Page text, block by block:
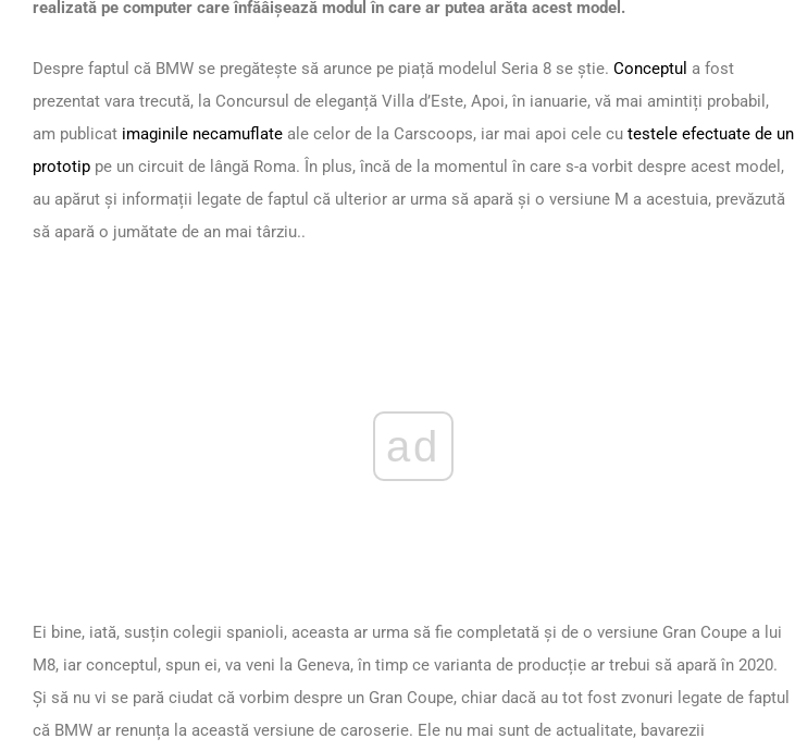
realizată pe computer care înfăâișează modul în care ar putea arăta acest model.
Despre faptul că BMW se pregătește să arunce pe piață modelul Seria 8 se știe. Conceptul a fost
prezentat vara trecută, la Concursul de eleganță Villa d’Este, Apoi, în ianuarie, vă mai amintiți probabil,
am publicat imaginile necamuflate ale celor de la Carscoops, iar mai apoi cele cu testele efectuate de un
prototip pe un circuit de lângă Roma. În plus, încă de la momentul în care s-a vorbit despre acest model,
au apărut și informații legate de faptul că ulterior ar urma să apară și o versiune M a acestuia, prevăzută
să apară o jumătate de an mai târziu..
ad
Ei bine, iată, susțin colegii spanioli, aceasta ar urma să fie completată și de o versiune Gran Coupe a lui
M8, iar conceptul, spun ei, va veni la Geneva, în timp ce varianta de producție ar trebui să apară în 2020.
Și să nu vi se pară ciudat că vorbim despre un Gran Coupe, chiar dacă au tot fost zvonuri legate de faptul
că BMW ar renunța la această versiune de caroserie. Ele nu mai sunt de actualitate, bavarezii